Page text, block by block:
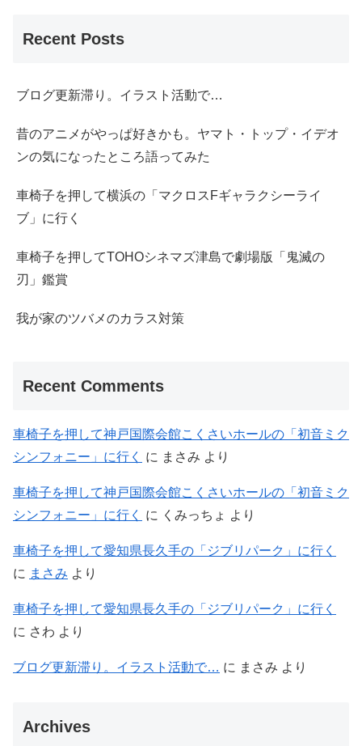
Recent Posts
ブログ更新滞り。イラスト活動で…
昔のアニメがやっぱ好きかも。ヤマト・トップ・イデオ
ンの気になったところ語ってみた
車椅子を押して横浜の「マクロスFギャラクシーライ
ブ」に行く
車椅子を押してTOHOシネマズ津島で劇場版「鬼滅の
刃」鑑賞
我が家のツバメのカラス対策
Recent Comments
車椅子を押して神戸国際会館こくさいホールの「初音ミク
シンフォニー」に行く
に まさみ より
車椅子を押して神戸国際会館こくさいホールの「初音ミク
シンフォニー」に行く
に くみっちょ より
車椅子を押して愛知県長久手の「ジブリパーク」に行く
に まさみ より
車椅子を押して愛知県長久手の「ジブリパーク」に行く
に さわ より
ブログ更新滞り。イラスト活動で… に まさみ より
Archives